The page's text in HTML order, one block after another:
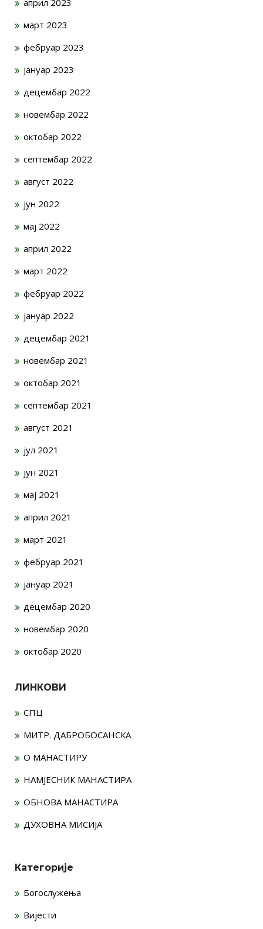
април 2023
март 2023
фебруар 2023
јануар 2023
децембар 2022
новембар 2022
октобар 2022
септембар 2022
август 2022
јун 2022
мај 2022
април 2022
март 2022
фебруар 2022
јануар 2022
децембар 2021
новембар 2021
октобар 2021
септембар 2021
август 2021
јул 2021
јун 2021
мај 2021
април 2021
март 2021
фебруар 2021
јануар 2021
децембар 2020
новембар 2020
октобар 2020
ЛИНКОВИ
СПЦ
МИТР. ДАБРОБОСАНСКА
О МАНАСТИРУ
НАМЈЕСНИК МАНАСТИРА
ОБНОВА МАНАСТИРА
ДУХОВНА МИСИЈА
Категорије
Богослужења
Вијести